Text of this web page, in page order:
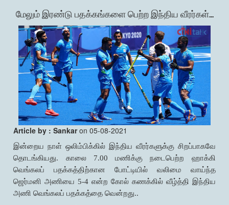
மேலும் இரண்டு பதக்கங்களை பெற்ற இந்திய வீரர்கள்...
Article by : Sankaron 05-08-2021
இன்றைய நாள் ஒலிம்பிக்கில் இந்திய வீரர்களுக்கு சிறப்பாகவே
தொடங்கியது. காலை 7.00 மணிக்கு நடைபெற்ற ஹாக்கி
வெங்கலப் பதக்கத்திற்கான போட்டியில் வலிமை வாய்ந்த
ஜெர்மனி அணியை 5-4 என்ற கோல் கணக்கில் வீழ்த்தி இந்திய
அணி வெங்கலப் பதக்கத்தை வென்றது..